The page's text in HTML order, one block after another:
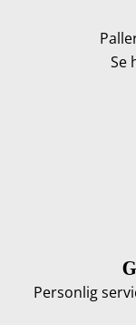
Se
Personlig